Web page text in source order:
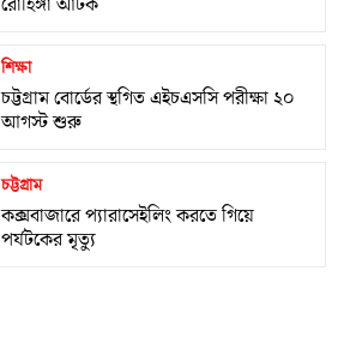
শিক্ষা
চট্টগ্রাম বোর্ডের স্থগিত এইচএসসি পরীক্ষা ২০
আগস্ট শুরু
চট্টগ্রাম
কক্সবাজারে প্যারাসেইলিং করতে গিয়ে
পর্যটকের মৃত্যু